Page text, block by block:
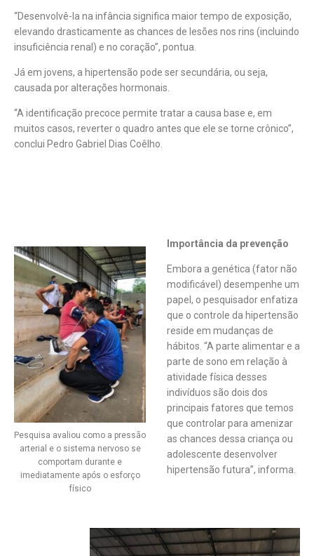
“Desenvolvê-la na infância significa maior tempo de exposição,
elevando drasticamente as chances de lesões nos rins (incluindo
insuficiência renal) e no coração”, pontua.
Já em jovens, a hipertensão pode ser secundária, ou seja,
causada por alterações hormonais.
“A identificação precoce permite tratar a causa base e, em
muitos casos, reverter o quadro antes que ele se torne crônico”,
conclui Pedro Gabriel Dias Coêlho.
Pesquisa avaliou como a pressão
arterial e o sistema nervoso se
comportam durante e
imediatamente após o esforço
físico
Importância da prevenção
Embora a genética (fator não
modificável) desempenhe um
papel, o pesquisador enfatiza
que o controle da hipertensão
reside em mudanças de
hábitos. “A parte alimentar e a
parte de sono em relação à
atividade física desses
indivíduos são dois dos
principais fatores que temos
que controlar para amenizar
as chances dessa criança ou
adolescente desenvolver
hipertensão futura”, informa.